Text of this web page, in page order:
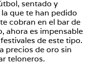
sentado y
que te han pedido
cobran en el bar de
ahora es impensable
de este tipo.
precios de oro sin
teloneros.